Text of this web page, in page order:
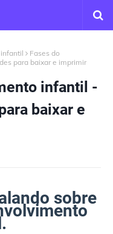
Fases do
para baixar e imprimir
infantil -
baixar e
sobre